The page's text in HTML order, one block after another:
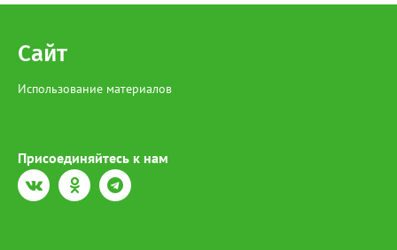
Сайт
Использование материалов
Присоединяйтесь к нам